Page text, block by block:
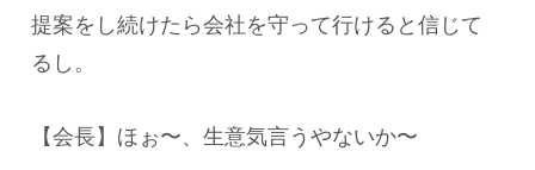
提案をし続けたら会社を守って行けると信じて
るし。
【会長】ほぉ〜、生意気言うやないか〜